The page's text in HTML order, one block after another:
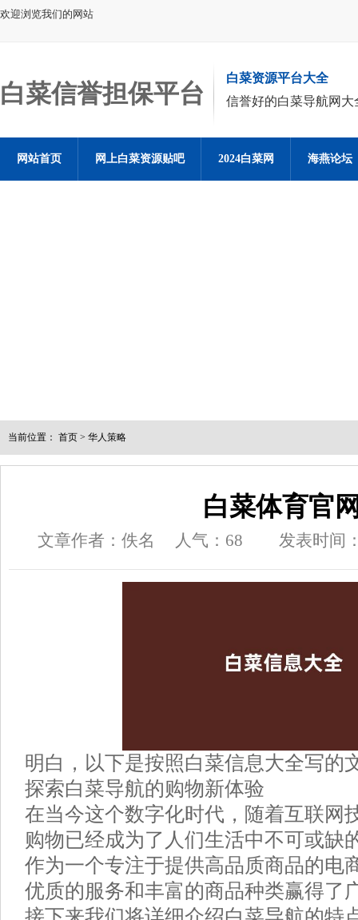
欢迎浏览我们的网站
白菜信誉担保平台
白菜资源平台大全
信誉好的白菜导航网大
网站首页 网上白菜资源贴吧 2024白菜网 海燕论坛
当前位置： 首页 > 华人策略
白菜体育官
文章作者：佚名 人气： 68 发表时间
明白，以下是按照白菜信息大全写的
探索白菜导航的购物新体验
在当今这个数字化时代，随着互联网
购物已经成为了人们生活中不可或缺
作为一个专注于提供高品质商品的电
优质的服务和丰富的商品种类赢得了